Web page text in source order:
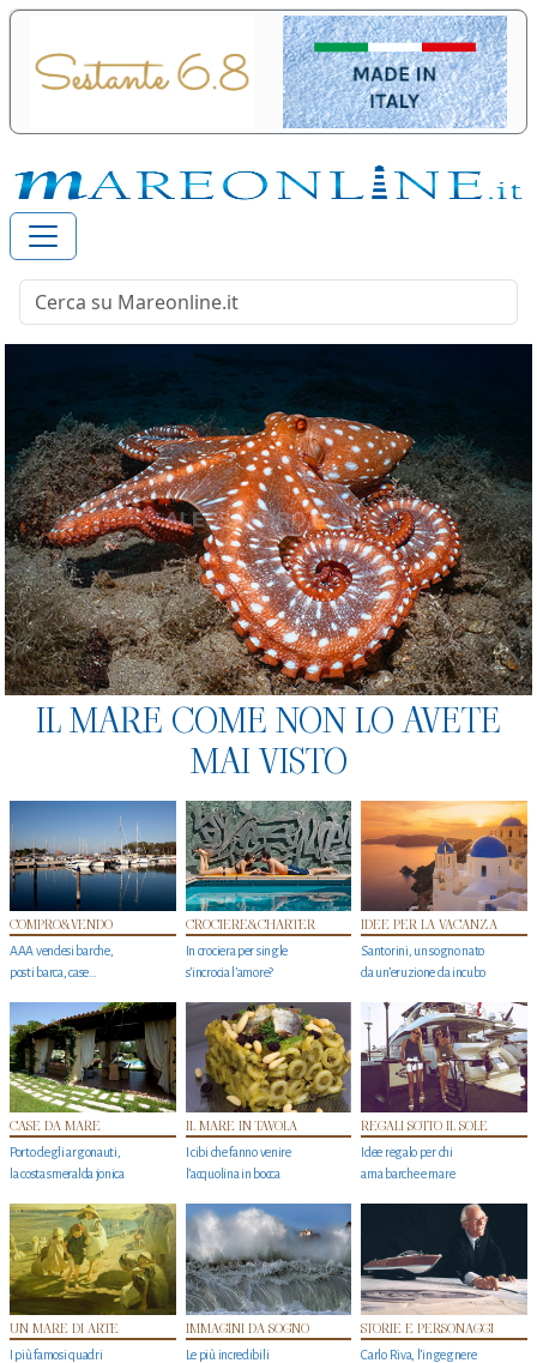
IL MARE COME NON LO AVETE
MAI VISTO
COMPRO&VENDO
AAA vendesi barche,
posti barca, case…
CROCIERE&CHARTER
In crociera per single
s'incrocia l’amore?
IDEE PER LA VACANZA
Santorini, un sogno nato
da un’eruzione da incubo
CASE DA MARE
Porto degli argonauti,
la costa smeralda jonica
IL MARE IN TAVOLA
I cibi che fanno venire
l’acquolina in bocca
REGALI SOTTO IL SOLE
Idee regalo per chi
ama barche e mare
UN MARE DI ARTE
I più famosi quadri
IMMAGINI DA SOGNO
Le più incredibili
STORIE E PERSONAGGI
Carlo Riva, l’ingegnere